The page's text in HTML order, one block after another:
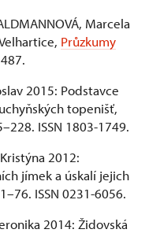
Marcela
Průzkumy
2015: Podstavce
topenišť,
ISSN 1803-1749.
Kristýna 2012:
jímek a úskalí jejich
ISSN 0231-6056.
2014: Židovská